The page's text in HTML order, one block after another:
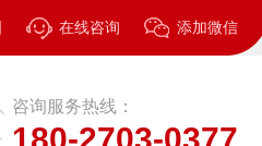
在线咨询 添加微信
咨询服务热线：